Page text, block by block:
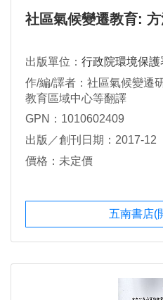
社區氣候變遷教育:
出版單位： 行政院環境保護
作/編/譯者：社區氣候變遷
教育區域中心等翻譯
GPN：1010602409
出版／創刊日期：2017-12
價格：未定價
五南書店(